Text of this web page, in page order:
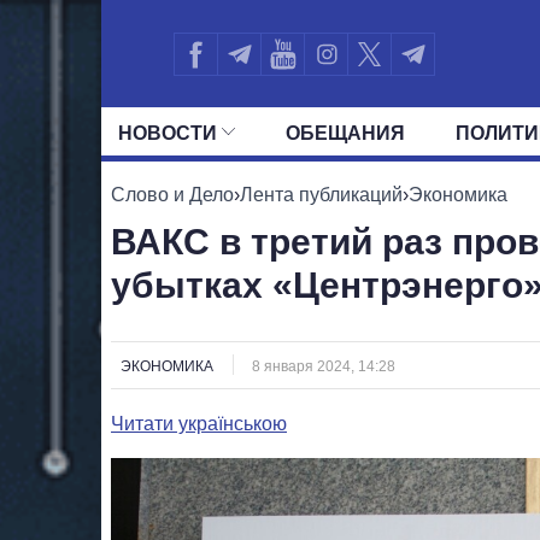
НОВОСТИ ОБЕЩАНИЯ
ВСЕ ПОЛИТИКИ ПРЕЗИДЕНТ И
Слово и Дело›Лента публикаций›Экономика
ВАКС в третий раз
убытках
ЭКОНОМИКА 8 января 2024, 14:28
Читати українською